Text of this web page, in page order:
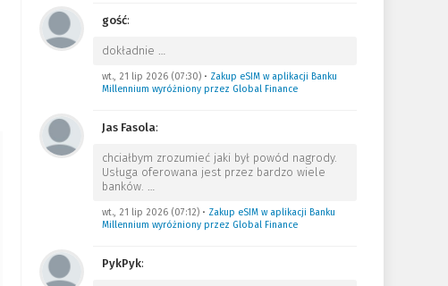
gość:
dokładnie …
wt., 21 lip 2026 (07:30)• Zakup eSIM w aplikacji Banku
Millennium wyróżniony przez Global Finance
Jas Fasola:
chciałbym zrozumieć jaki był powód nagrody.
Usługa oferowana jest przez bardzo wiele
banków. …
wt., 21 lip 2026 (07:12)• Zakup eSIM w aplikacji Banku
Millennium wyróżniony przez Global Finance
PykPyk: